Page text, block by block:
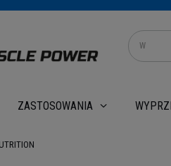
ZASTOSOWANIA